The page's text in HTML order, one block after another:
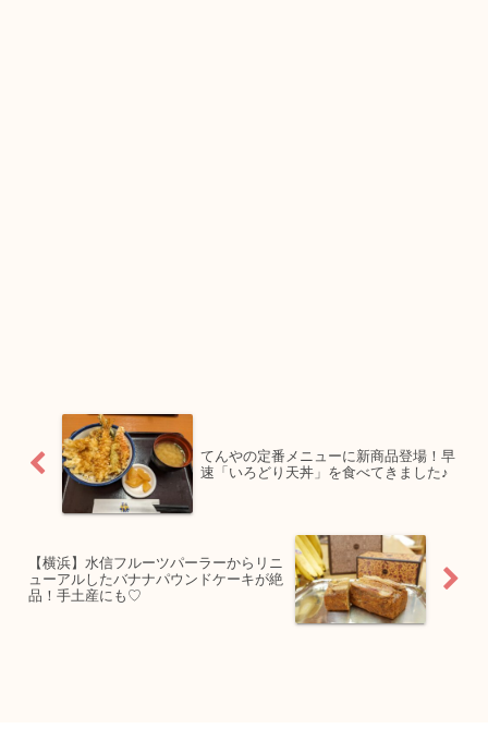
てんやの定番メニューに新商品登場！早
速「いろどり天丼」を食べてきました♪
【横浜】水信フルーツパーラーからリニ
ューアルしたバナナパウンドケーキが絶
品！手土産にも♡